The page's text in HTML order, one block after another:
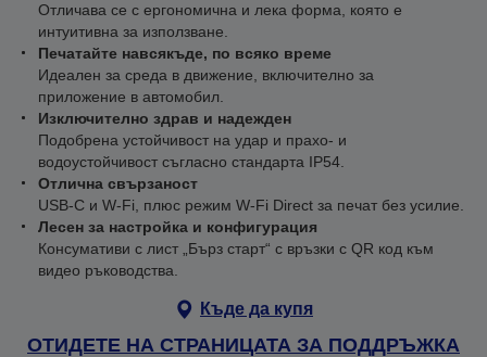
Отличава се с ергономична и лека форма, която е
интуитивна за използване.
Печатайте навсякъде, по всяко време
Идеален за среда в движение, включително за
приложение в автомобил.
Изключително здрав и надежден
Подобрена устойчивост на удар и прахо- и
водоустойчивост съгласно стандарта IP54.
Отлична свързаност
USB-C и W-Fi, плюс режим W-Fi Direct за печат без усилие.
Лесен за настройка и конфигурация
Консумативи с лист „Бърз старт“ с връзки с QR код към
видео ръководства.
Къде да купя
ОТИДЕТЕ НА СТРАНИЦАТА ЗА ПОДДРЪЖКА